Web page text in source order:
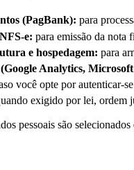
(PagBank): para
e: para emissão da nota
e hospedagem: para
Analytics,
você opte por autenticar-
exigido por lei, ordem
pessoais são